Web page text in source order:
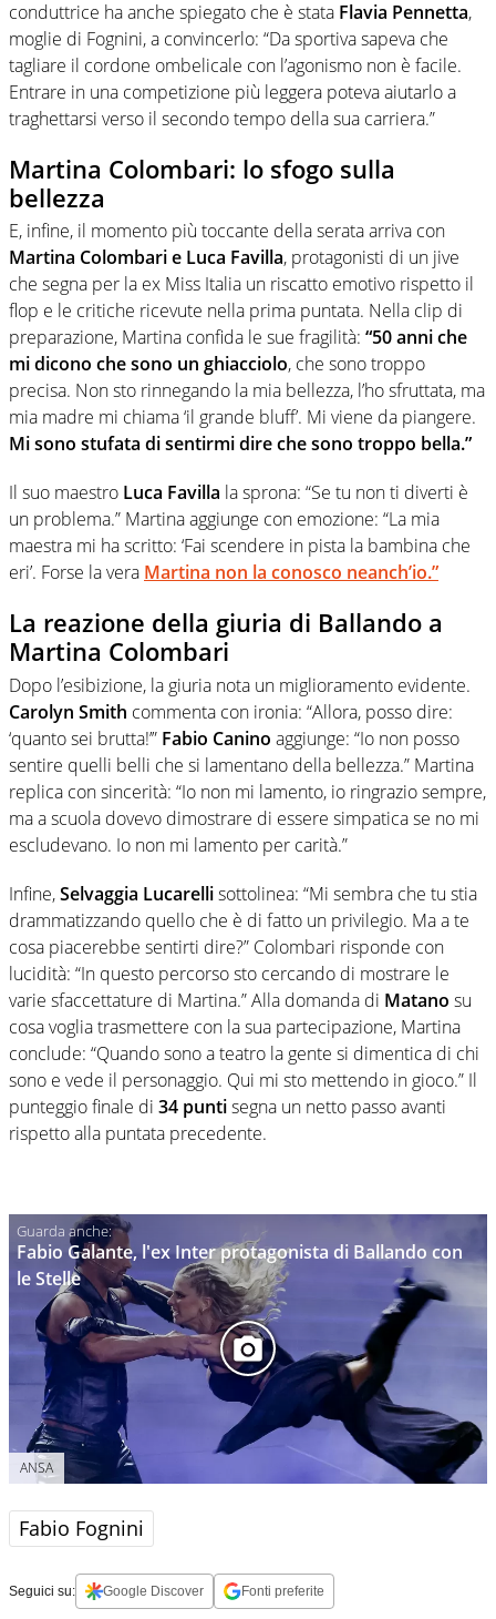
conduttrice ha anche spiegato che è stata Flavia Pennetta,
moglie di Fognini, a convincerlo: “Da sportiva sapeva che
tagliare il cordone ombelicale con l’agonismo non è facile.
Entrare in una competizione più leggera poteva aiutarlo a
traghettarsi verso il secondo tempo della sua carriera.”
Martina Colombari: lo sfogo sulla
bellezza
E, infine, il momento più toccante della serata arriva con
Martina Colombari e Luca Favilla, protagonisti di un jive
che segna per la ex Miss Italia un riscatto emotivo rispetto il
flop e le critiche ricevute nella prima puntata. Nella clip di
preparazione, Martina confida le sue fragilità: “50 anni che
mi dicono che sono un ghiacciolo, che sono troppo
precisa. Non sto rinnegando la mia bellezza, l’ho sfruttata, ma
mia madre mi chiama ‘il grande bluff’. Mi viene da piangere.
Mi sono stufata di sentirmi dire che sono troppo bella.”
Il suo maestro Luca Favilla la sprona: “Se tu non ti diverti è
un problema.” Martina aggiunge con emozione: “La mia
maestra mi ha scritto: ‘Fai scendere in pista la bambina che
eri’. Forse la vera Martina non la conosco neanch’io.”
La reazione della giuria di Ballando a
Martina Colombari
Dopo l’esibizione, la giuria nota un miglioramento evidente.
Carolyn Smith commenta con ironia: “Allora, posso dire:
‘quanto sei brutta!’” Fabio Canino aggiunge: “Io non posso
sentire quelli belli che si lamentano della bellezza.” Martina
replica con sincerità: “Io non mi lamento, io ringrazio sempre,
ma a scuola dovevo dimostrare di essere simpatica se no mi
escludevano. Io non mi lamento per carità.”
Infine,Selvaggia Lucarellisottolinea: “Mi sembra che tu stia
drammatizzando quello che è di fatto un privilegio. Ma a te
cosa piacerebbe sentirti dire?” Colombari risponde con
lucidità: “In questo percorso sto cercando di mostrare le
varie sfaccettature di Martina.” Alla domanda di Matano su
cosa voglia trasmettere con la sua partecipazione, Martina
conclude: “Quando sono a teatro la gente si dimentica di chi
sono e vede il personaggio. Qui mi sto mettendo in gioco.” Il
punteggio finale di 34 puntisegna un netto passo avanti
rispetto alla puntata precedente.
Fabio Galante, l'ex Inter protagonista di Ballando con
le Stelle
ANSA
Fabio Fognini
Seguici su: Google Discover Fonti preferite